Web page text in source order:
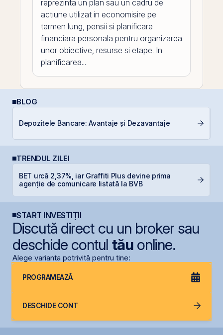
reprezinta un plan sau un cadru de
actiune utilizat in economisire pe
termen lung, pensii si planificare
financiara personala pentru organizarea
unor obiective, resurse si etape. In
planificarea...
BLOG
Depozitele Bancare: Avantaje și Dezavantaje
TRENDUL ZILEI
BET urcă 2,37%, iar Graffiti Plus devine prima
agenție de comunicare listată la BVB
START INVESTIȚII
Discută direct cu un broker sau
deschide contul tăuonline.
Alege varianta potrivită pentru tine:
PROGRAMEAZĂ
DESCHIDE CONT